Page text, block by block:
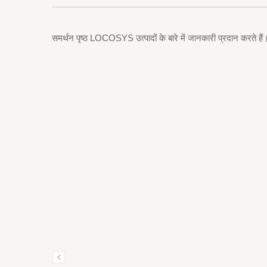
समर्थन पृष्ठ LOCOSYS उत्पादों के बारे में जानकारी प्रदान करते